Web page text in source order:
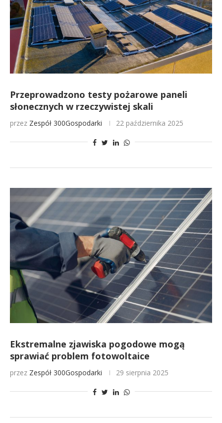
Przeprowadzono testy pożarowe paneli
słonecznych w rzeczywistej skali
przez Zespół 300Gospodarki 22 października 2025
Ekstremalne zjawiska pogodowe mogą
sprawiać problem fotowoltaice
przez Zespół 300Gospodarki 29 sierpnia 2025